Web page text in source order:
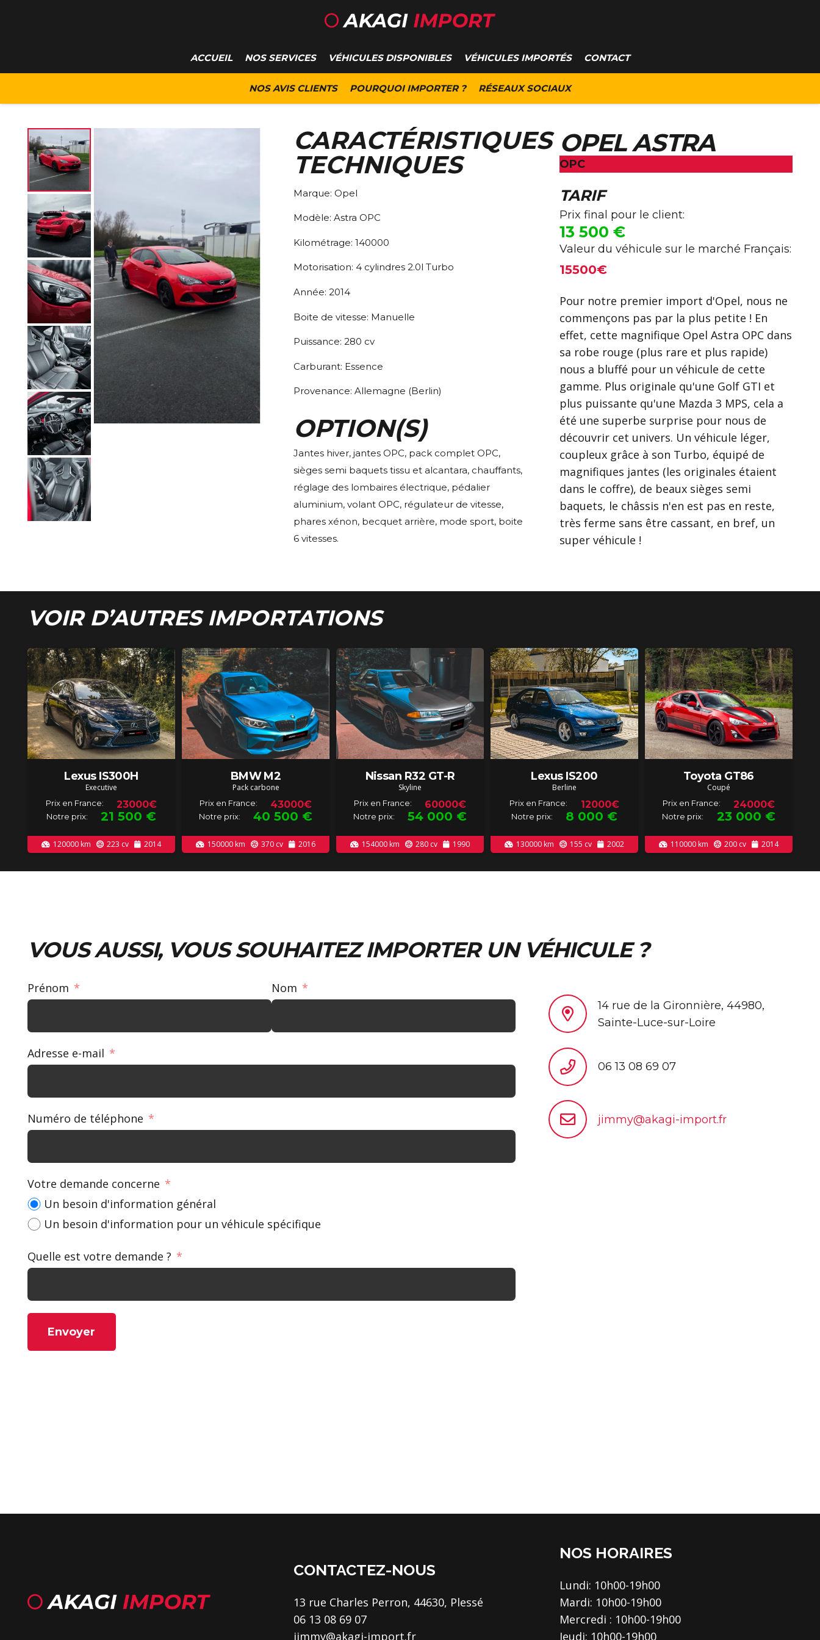
ACCUEIL NOS SERVICES VÉHICULES DISPONIBLES VÉHICULES IMPORTÉS CONTACT
NOS AVIS CLIENTS POURQUOI IMPORTER ? RÉSEAUX SOCIAUX
CARACTÉRISTIQUES
TECHNIQUES
Marque: Opel
Modèle: Astra OPC
Kilométrage: 140000
Motorisation: 4 cylindres 2.0l Turbo
Année: 2014
Boite de vitesse: Manuelle
Puissance: 280 cv
Carburant: Essence
Provenance: Allemagne (Berlin)
OPTION(S)
Jantes hiver, jantes OPC, pack complet OPC,
sièges semi baquets tissu et alcantara, chauffants,
réglage des lombaires électrique, pédalier
aluminium, volant OPC, régulateur de vitesse,
phares xénon, becquet arrière, mode sport, boite
6 vitesses.
OPEL ASTRA
OPC
TARIF
Prix final pour le client:
13 500 €
Valeur du véhicule sur le marché Français:
15500€
Pour notre premier import d'Opel, nous ne
commençons pas par la plus petite ! En
effet, cette magnifique Opel Astra OPC dans
sa robe rouge (plus rare et plus rapide)
nous a bluffé pour un véhicule de cette
gamme. Plus originale qu'une Golf GTI et
plus puissante qu'une Mazda 3 MPS, cela a
été une superbe surprise pour nous de
découvrir cet univers. Un véhicule léger,
coupleux grâce à son Turbo, équipé de
magnifiques jantes (les originales étaient
dans le coffre), de beaux sièges semi
baquets, le châssis n'en est pas en reste,
très ferme sans être cassant, en bref, un
super véhicule !
VOIR D’AUTRES IMPORTATIONS
Lexus IS300H
Executive
Prix en France: 23000€
Notre prix: 21 500 €
120000 km 223 cv 2014
BMW M2
Pack carbone
Prix en France: 43000€
Notre prix: 40 500 €
150000 km 370cv 2016
Nissan R32 GT-R
Skyline
Prix en France: 60000€
Notre prix: 54 000 €
154000 km 280cv 1990
Lexus IS200
Berline
Prix en France: 12000€
Notre prix: 8 000 €
130000 km 155 cv 2002
Toyota GT86
Coupé
Prix en France: 24000€
Notre prix: 23 000 €
110000 km 200cv 2014
VOUS AUSSI, VOUS SOUHAITEZ IMPORTER UN VÉHICULE ?
Prénom Nom
Adresse e-mail
Numéro de téléphone
Votre demande concerne
Un besoin d'information général
Un besoin d'information pour un véhicule spécifique
Quelle est votre demande ?
Envoyer
14 rue de la Gironnière, 44980,
Sainte-Luce-sur-Loire
06 13 08 69 07
jimmy@akagi-import.fr
CONTACTEZ-NOUS
13 rue Charles Perron, 44630, Plessé
06 13 08 69 07
jimmy@akagi-import.fr
NOS HORAIRES
Lundi: 10h00-19h00
Mardi: 10h00-19h00
Mercredi : 10h00-19h00
Jeudi: 10h00-19h00